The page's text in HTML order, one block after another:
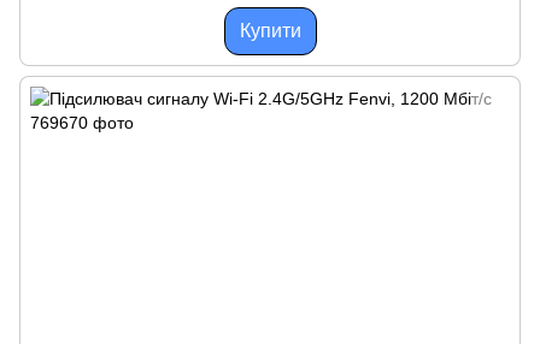
Купити